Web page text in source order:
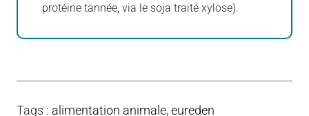
protéine tannée, via le soja traité xylose).
Tags : alimentation animale,eureden